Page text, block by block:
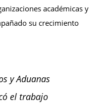
académicas y
su crecimiento
y Aduanas
el trabajo